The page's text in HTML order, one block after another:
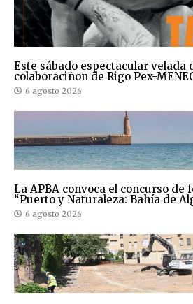
Este sábado espectacular velada
colaboraciñon de Rigo Pex-
6 agosto 2026
La APBA convoca el concurso
“Puerto y Naturaleza: Bahía de
6 agosto 2026